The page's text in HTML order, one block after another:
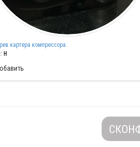
картера компрессора.
H